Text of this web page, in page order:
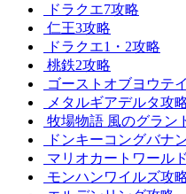
ドラクエ7攻略
仁王3攻略
ドラクエ1・2攻略
桃鉄2攻略
ゴーストオブヨウテ
メタルギアデルタ攻
牧場物語 風のグラン
ドンキーコングバナ
マリオカートワール
モンハンワイルズ攻